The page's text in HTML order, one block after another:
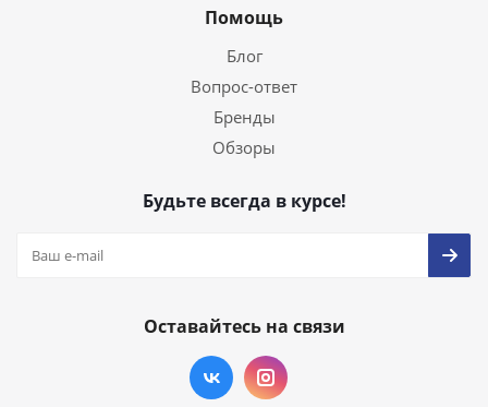
Помощь
Блог
Вопрос-ответ
Бренды
Обзоры
Будьте всегда в курсе!
Оставайтесь на связи